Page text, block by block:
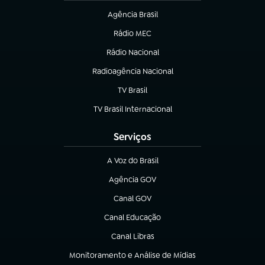
Agência Brasil
(abre em nova aba)
Rádio MEC
(abre em nova aba)
Rádio Nacional
Radioagência Nacional
(abre em nova aba)
TV Brasil
(abre em nova aba)
TV Brasil Internacional
(abre em nova aba)
Serviços
A Voz do Brasil
(abre em nova aba)
Agência GOV
(abre em nova aba)
Canal GOV
(abre em nova aba)
Canal Educação
(abre em nova aba)
Canal Libras
(abre em nova aba)
Monitoramento e Análise de Mídias
(abre em nova aba)